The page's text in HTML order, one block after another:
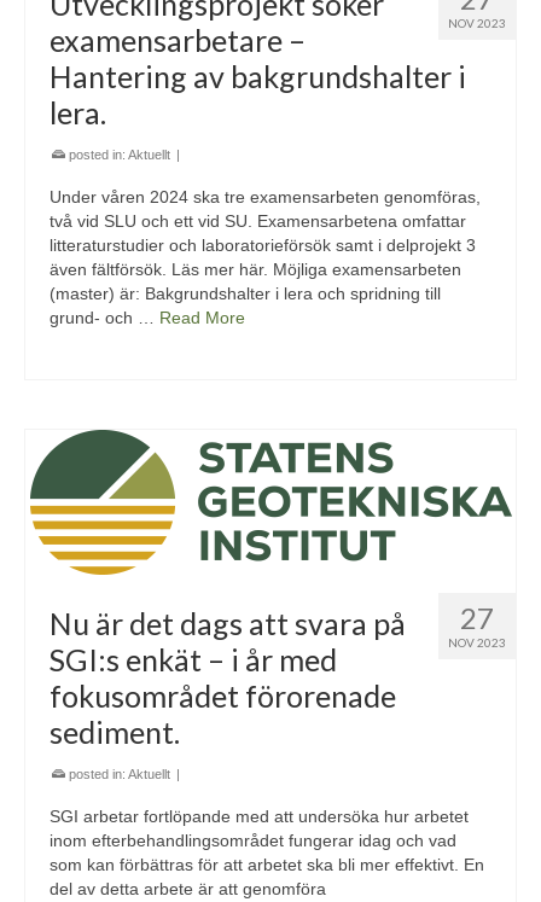
NOV 2023
examensarbetare –
Hantering av bakgrundshalter i
lera.
posted in: Aktuellt |
Under våren 2024 ska tre examensarbeten genomföras,
två vid SLU och ett vid SU. Examensarbetena omfattar
litteraturstudier och laboratorieförsök samt i delprojekt 3
även fältförsök. Läs mer här. Möjliga examensarbeten
(master) är: Bakgrundshalter i lera och spridning till
grund- och … Read More
27
NOV 2023
Nu är det dags att svara på
SGI:s enkät – i år med
fokusområdet förorenade
sediment.
posted in: Aktuellt |
SGI arbetar fortlöpande med att undersöka hur arbetet
inom efterbehandlingsområdet fungerar idag och vad
som kan förbättras för att arbetet ska bli mer effektivt. En
del av detta arbete är att genomföra